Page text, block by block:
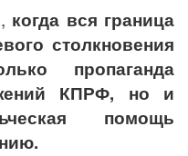
когда вся граница
столкновения
пропаганда
КПРФ, но и
помощь